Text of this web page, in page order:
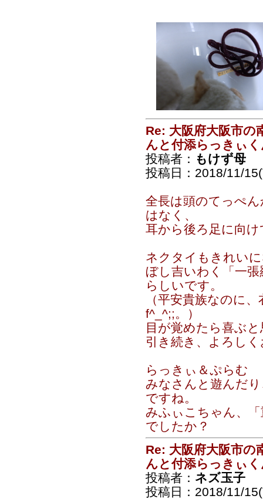
Re: 大阪府大阪市の
んと付添らっきぃ
投稿者： もけず母
投稿日：2018/11/
全長は頭のてっぺ
はなく、
耳から後ろ足に向
ネクタイもきれい
ぼし吉いわく「一
らしいです。
（平安貴族なのに
f^_^;;。）
目が覚めたら喜ぶ
引き続き、よろし
らっきぃ＆ぷらむ
みなさんと遊んだ
ですね。
みふぃこちゃん、
でしたか？
Re: 大阪府大阪市の
んと付添らっきぃ
投稿者： ネズ玉子
投稿日：2018/11/